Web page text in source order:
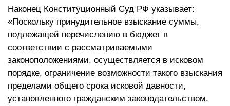
Наконец Конституционный Суд РФ указывает:
«Поскольку принудительное взыскание суммы,
подлежащей перечислению в бюджет в
соответствии с рассматриваемыми
законоположениями, осуществляется в исковом
порядке, ограничение возможности такого взыскания
пределами общего срока исковой давности,
установленного гражданским законодательством,